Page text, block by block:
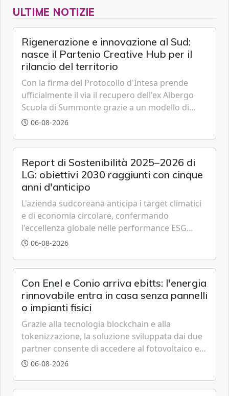
ULTIME NOTIZIE
Rigenerazione e innovazione al Sud:
nasce il Partenio Creative Hub per il
rilancio del territorio
Con la firma del Protocollo d'Intesa prende
ufficialmente il via il recupero dell'ex Albergo
Scuola di Summonte grazie a un modello di
partenariato pubblico-privato e a una rete di
06-08-2026
Report di Sostenibilità 2025–2026 di
LG: obiettivi 2030 raggiunti con cinque
anni d'anticipo
L'azienda sudcoreana anticipa i target climatici
e di economia circolare, confermando
l'eccellenza globale nelle performance ESG
grazie a innovazione, accessibilità e governance
06-08-2026
Con Enel e Conio arriva ebitts: l'energia
rinnovabile entra in casa senza pannelli
o impianti fisici
Grazie alla tecnologia blockchain e alla
tokenizzazione, la soluzione sviluppata dai due
partner consente di accedere al fotovoltaico e
all'eolico ottenendo risparmi diretti in bolletta,
06-08-2026